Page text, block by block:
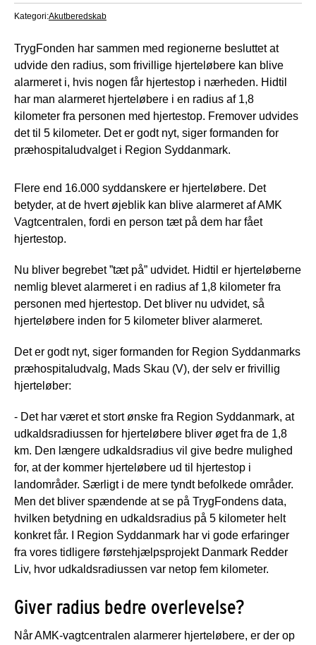
Kategori:Akutberedskab
TrygFonden har sammen med regionerne besluttet at
udvide den radius, som frivillige hjerteløbere kan blive
alarmeret i, hvis nogen får hjertestop i nærheden. Hidtil
har man alarmeret hjerteløbere i en radius af 1,8
kilometer fra personen med hjertestop. Fremover udvides
det til 5 kilometer. Det er godt nyt, siger formanden for
præhospitaludvalget i Region Syddanmark.
Flere end 16.000 syddanskere er hjerteløbere. Det
betyder, at de hvert øjeblik kan blive alarmeret af AMK
Vagtcentralen, fordi en person tæt på dem har fået
hjertestop.
Nu bliver begrebet ”tæt på” udvidet. Hidtil er hjerteløberne
nemlig blevet alarmeret i en radius af 1,8 kilometer fra
personen med hjertestop. Det bliver nu udvidet, så
hjerteløbere inden for 5 kilometer bliver alarmeret.
Det er godt nyt, siger formanden for Region Syddanmarks
præhospitaludvalg, Mads Skau (V), der selv er frivillig
hjerteløber:
- Det har været et stort ønske fra Region Syddanmark, at
udkaldsradiussen for hjerteløbere bliver øget fra de 1,8
km. Den længere udkaldsradius vil give bedre mulighed
for, at der kommer hjerteløbere ud til hjertestop i
landområder. Særligt i de mere tyndt befolkede områder.
Men det bliver spændende at se på TrygFondens data,
hvilken betydning en udkaldsradius på 5 kilometer helt
konkret får. I Region Syddanmark har vi gode erfaringer
fra vores tidligere førstehjælpsprojekt Danmark Redder
Liv, hvor udkaldsradiussen var netop fem kilometer.
Giver radius bedre overlevelse?
Når AMK-vagtcentralen alarmerer hjerteløbere, er der op